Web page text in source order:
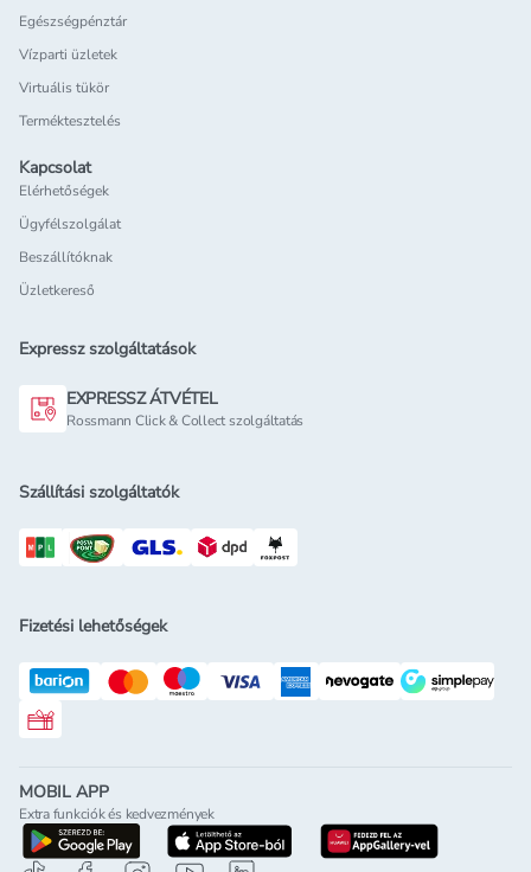
Egészségpénztár
Vízparti üzletek
Virtuális tükör
Terméktesztelés
Kapcsolat
Elérhetőségek
Ügyfélszolgálat
Beszállítóknak
Üzletkereső
Expressz szolgáltatások
EXPRESSZ ÁTVÉTEL
Rossmann Click & Collect szolgáltatás
Szállítási szolgáltatók
Fizetési lehetőségek
Rossmann ajándékkártya
MOBIL APP
Extra funkciók és kedvezmények
letöltés a google-play-rölletöltés az app-store-ból
letöltés